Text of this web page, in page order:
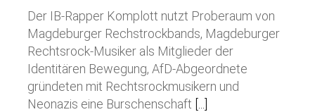
Der IB-Rapper Komplott nutzt Proberaum von
Magdeburger Rechstrockbands, Magdeburger
Rechtsrock-Musiker als Mitglieder der
Identitären Bewegung, AfD-Abgeordnete
gründeten mit Rechtsrockmusikern und
Neonazis eine Burschenschaft